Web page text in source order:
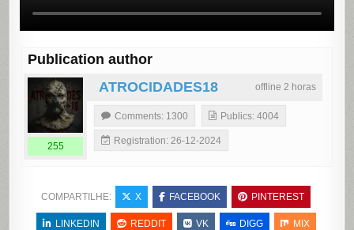
Publication author
offline 2 horas
ATROCIDADES18
255
Comments: 1300 Publics: 4004
Registration: 26-12-2024
COMPARTILHE: X FACEBOOK PINTEREST
LINKEDIN REDDIT VK DIGG MIX